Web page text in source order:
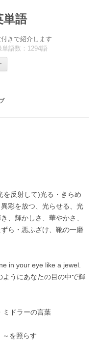
単語
きで紹介します
語数：1294語
を反射して)光る・きらめ
彩を放つ、光らせる、光
、輝かしさ、華やかさ、
ら・悪ふざけ、靴の一磨
in your eye like a jewel.
ようにあなたの目の中で輝
ドラーの言葉
～を照らす